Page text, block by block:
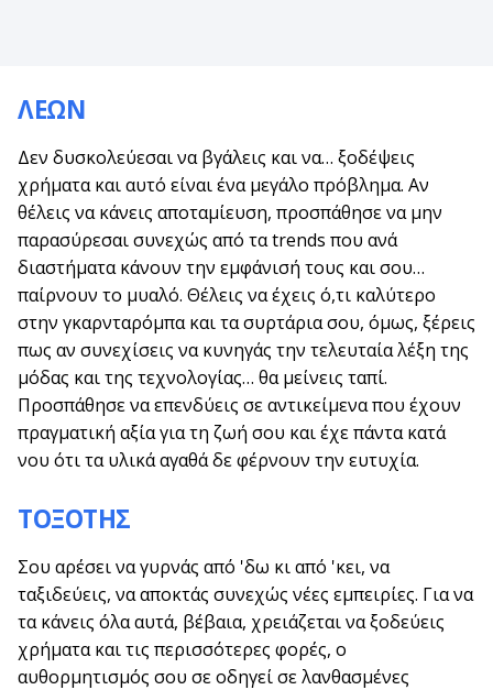
ΛΕΩΝ
Δεν δυσκολεύεσαι να βγάλεις και να… ξοδέψεις
χρήματα και αυτό είναι ένα μεγάλο πρόβλημα. Αν
θέλεις να κάνεις αποταμίευση, προσπάθησε να μην
παρασύρεσαι συνεχώς από τα trends που ανά
διαστήματα κάνουν την εμφάνισή τους και σου…
παίρνουν το μυαλό. Θέλεις να έχεις ό,τι καλύτερο
στην γκαρνταρόμπα και τα συρτάρια σου, όμως, ξέρεις
πως αν συνεχίσεις να κυνηγάς την τελευταία λέξη της
μόδας και της τεχνολογίας… θα μείνεις ταπί.
Προσπάθησε να επενδύεις σε αντικείμενα που έχουν
πραγματική αξία για τη ζωή σου και έχε πάντα κατά
νου ότι τα υλικά αγαθά δε φέρνουν την ευτυχία.
ΤΟΞΟΤΗΣ
Σου αρέσει να γυρνάς από 'δω κι από 'κει, να
ταξιδεύεις, να αποκτάς συνεχώς νέες εμπειρίες. Για να
τα κάνεις όλα αυτά, βέβαια, χρειάζεται να ξοδεύεις
χρήματα και τις περισσότερες φορές, ο
αυθορμητισμός σου σε οδηγεί σε λανθασμένες